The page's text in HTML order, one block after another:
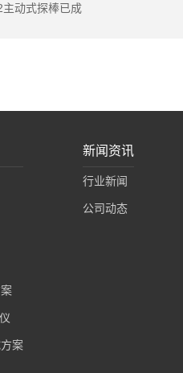
动式探棒已成
案
新闻资讯
行业新闻
公司动态